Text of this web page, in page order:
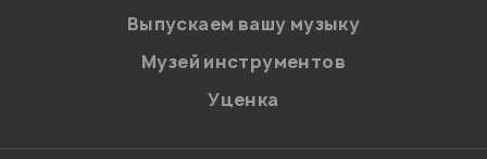
Введите проверочное число:
Выпускаем вашу музыку
Музей инструментов
Уценка